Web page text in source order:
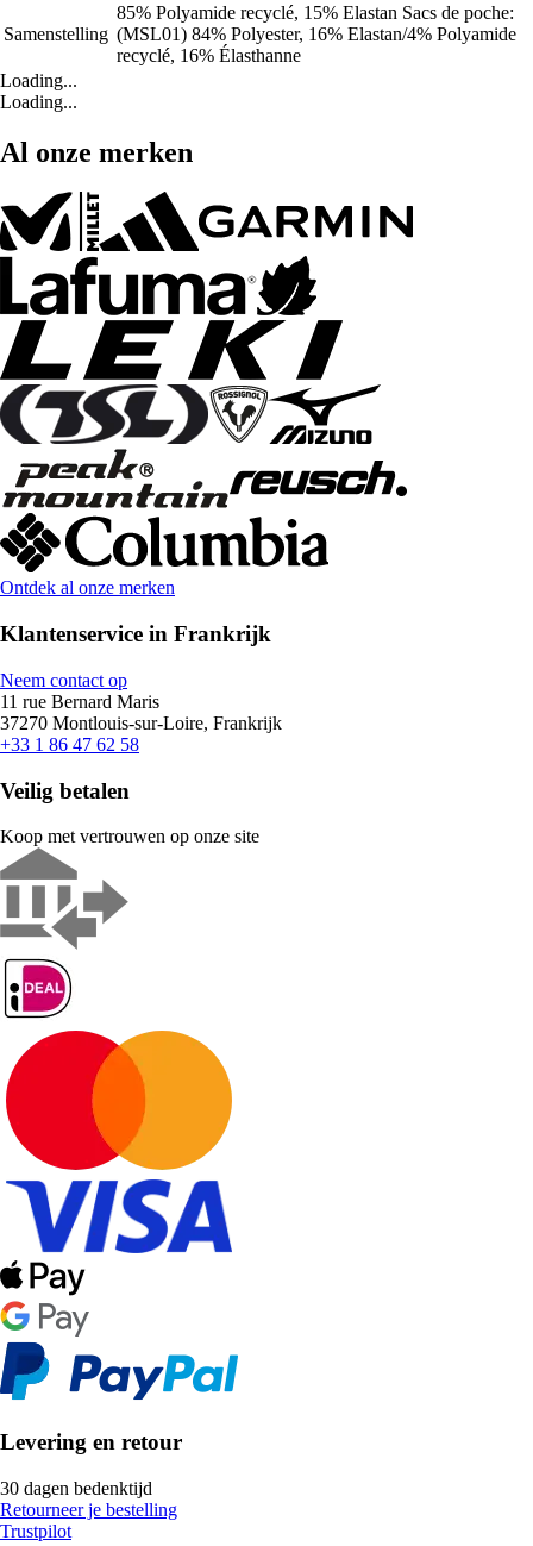
Samenstelling
85% Polyamide recyclé, 15% Elastan Sacs de poche:
(MSL01) 84% Polyester, 16% Elastan/4% Polyamide
recyclé, 16% Élasthanne
Loading...
Loading...
Al onze merken
Ontdek al onze merken
Klantenservice in Frankrijk
Neem contact op
11 rue Bernard Maris
37270 Montlouis-sur-Loire, Frankrijk
+33 1 86 47 62 58
Veilig betalen
Koop met vertrouwen op onze site
Levering en retour
30 dagen bedenktijd
Retourneer je bestelling
Trustpilot